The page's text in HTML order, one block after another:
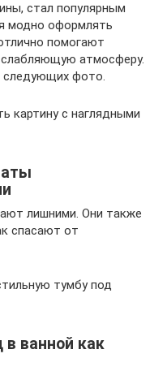
стал популярным
модно оформлять
помогают
атмосферу.
следующих фото.
картину с наглядными
лишними. Они также
спасают от
тумбу под
в ванной как